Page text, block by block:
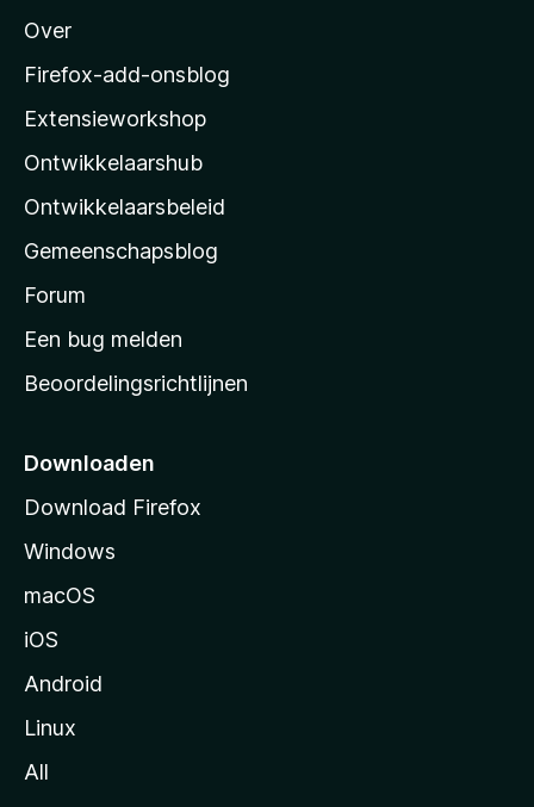
o
z
l
l
a
s
s
t
r
p
g
i
Over
Firefox-add-onsblog
Extensieworkshop
Ontwikkelaarshub
Ontwikkelaarsbeleid
Gemeenschapsblog
Forum
Een bug melden
Beoordelingsrichtlijnen
Downloaden
Download Firefox
Windows
macOS
iOS
Android
Linux
All